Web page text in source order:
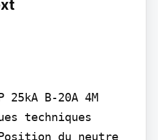
B-20A 4M
techniques
du neutre